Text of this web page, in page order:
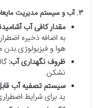
۳. آب و سیستم مدیریت مایعات
مقدار کافی آب
به اضافه ذخیره
هوا و فیزیولوژی بدن
ظروف نگهداری آب:
نشکن.
سیستم تصفیه آب
ید برای شرایط